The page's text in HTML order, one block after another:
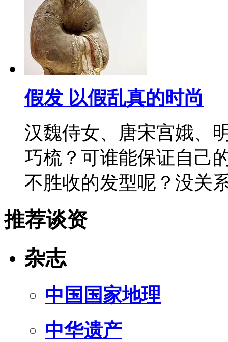
假发 以假乱真的时尚
汉魏侍女、唐宋宫娥、
巧梳？可谁能保证自己
不胜收的发型呢？没
推荐谈资
杂志
中国国家地理
中华遗产